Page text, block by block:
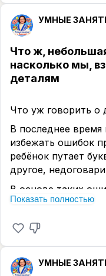
Но знаете ли вы,
азбуки Морзе
Упражнения с
концентрацию
восприятие,
можно сказать,
УМНЫЕ
Что ж,
насколько мы,
деталям
Что уж говорить о
В последнее
избежать ошибок
ребёнок путает
другое,
В основе таких
невнимательность,
Как всегда, нет
хорошие
оттачивают эти
Показать полностью
УМНЫЕ